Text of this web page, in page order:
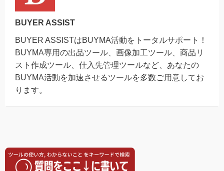
BUYER ASSIST
BUYER ASSISTはBUYMA活動をトータルサポート！
BUYMA専用の出品ツール、画像加工ツール、商品リ
スト作成ツール、仕入先管理ツールなど、あなたの
BUYMA活動を加速させるツールを多数ご用意してお
ります。